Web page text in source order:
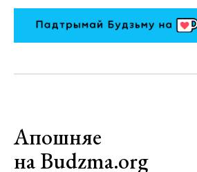
Апошняе
на Budzma.org